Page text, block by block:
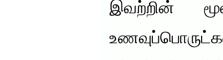
இவற்றின்